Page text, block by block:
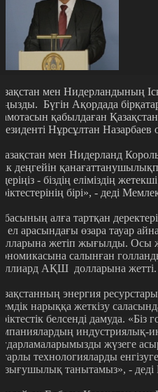
мен Нидерландының
Бүгін Ақордада
қабылдаған
Нұрсұлтан Назарбаев
мен Нидерланд
деңгейін
- біздің еліміздің
бірі», - деді
алға тартқан
ел арасындағы өзара тауар
жетіп жығылды. Осы
салынған
АҚШ долларына жетті.
энергия
нарыққа жеткізу
белсенді дамуда. «Біз
индустриялық-
жүзеге
технологияларды
танытамыз», - деді